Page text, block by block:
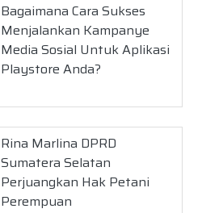
Bagaimana Cara Sukses
Menjalankan Kampanye
Media Sosial Untuk Aplikasi
Playstore Anda?
Rina Marlina DPRD
Sumatera Selatan
Perjuangkan Hak Petani
Perempuan